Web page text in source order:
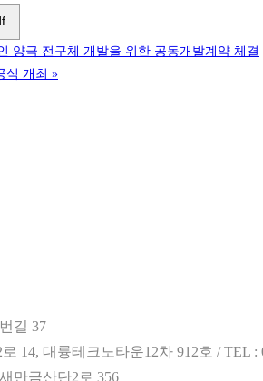
양극 전구체 개발을 위한 공동개발계약 체결
식 개최 »
길 37
14, 대륭테크노타운12차 912호 / TEL :
만금산단2로 356